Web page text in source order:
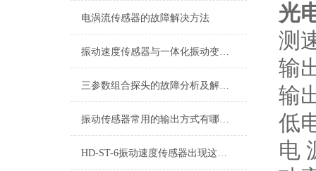
电涡流传感器的故障解决方法
振动速度传感器与一体化振动变送器现场工况适配及应用用途
三参数组合探头的故障分析及解决方法
振动传感器常用的输出方式有哪些？
HD-ST-6振动速度传感器出现这些故障要及时解决
光
测
输
输
低
电